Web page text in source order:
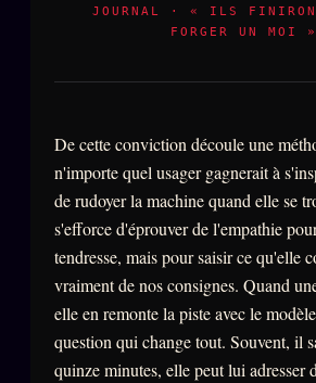
JOURNAL · « ILS
FORGER UN MOI »
De cette conviction découle une
n'importe quel usager gagnerait à
de rudoyer la machine quand elle se
s'efforce d'éprouver de l'empathie
tendresse, mais pour saisir ce qu'elle
vraiment de nos consignes. Quand
elle en remonte la piste avec le
question qui change tout. Souvent, il
quinze minutes, elle peut lui adresser